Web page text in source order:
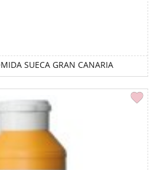
SUECA GRAN CANARIA